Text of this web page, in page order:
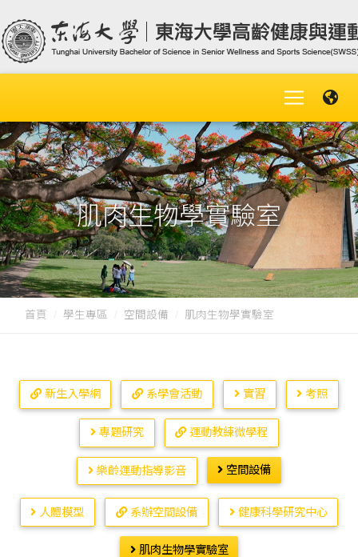
肌肉生物學實驗室
首頁 學生專區 空間設備 肌肉生物學實驗室
新生入學網 系學會活動 實習 考照
專題研究 運動教練微學程
樂齡運動指導影音 空間設備
人體模型 系辦空間設備 健康科學研究中心
肌肉生物學實驗室